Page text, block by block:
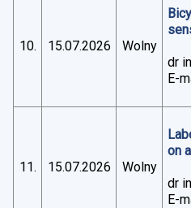
10. 15.07.2026 Wolny
dr
E-
11. 15.07.2026 Wolny
on
dr
E-